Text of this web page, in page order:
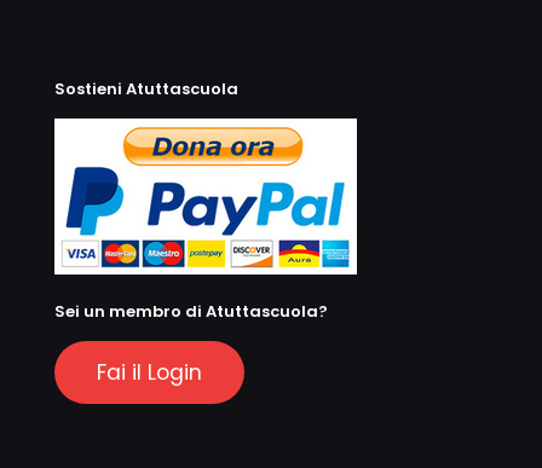
Sostieni Atuttascuola
Sei un membro di Atuttascuola?
Fai il Login